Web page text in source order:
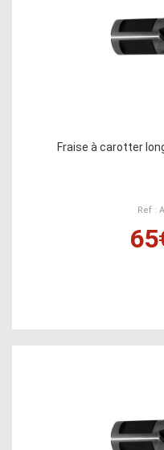
Fraise à carotter
Ref :